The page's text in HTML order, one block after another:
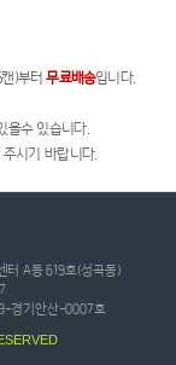
캔)부터무료배송입니다.
을수 있습니다.
시기 바랍니다.
터 A동 619호(성곡동)
경기안산-0007호